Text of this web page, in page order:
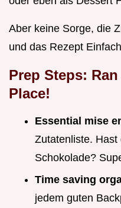
Aber keine Sorge, die
und das Rezept
Prep Steps:
Place!
Essential mise
Zutatenliste. Hast
Schokolade?
Time saving
jedem guten